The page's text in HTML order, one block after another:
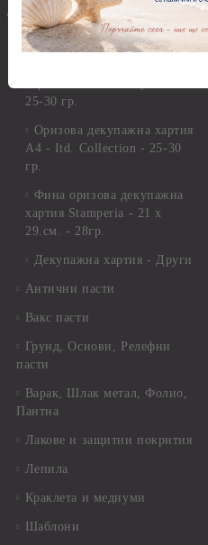
Декупаж
Декупажна хартия
25-30 гр.
Оризова декупажна хартия
А4 - Itd. Collection - 25-30
гр.
Фина оризова декупажна
хартия Stamperia - 21 х
29.см. - 28гр.
Декупажна хартия - Други
Антични пасти
Вакс пасти
Грунд, Основи, Релефни
пасти
Варак, Шлак метал, Фолио,
Пантна
Лакове и защитни покрития
Лепила
Краклета и медиуми
Шаблони